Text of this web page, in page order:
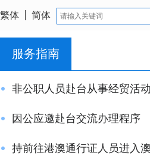
繁体 简体
服务指南
非公职人员赴台从事经贸活
因公应邀赴台交流办理程序